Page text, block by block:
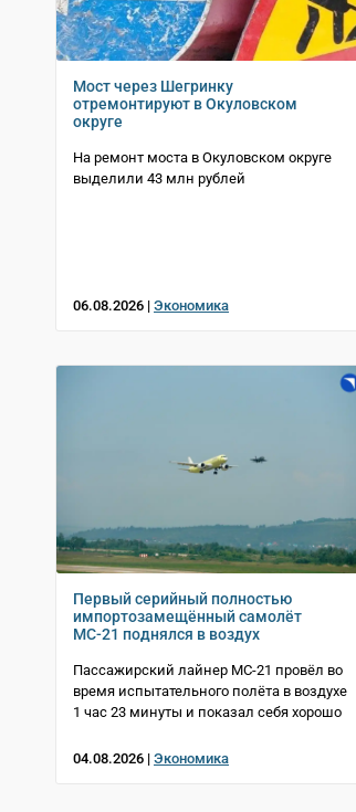
Мост через Шегринку
отремонтируют в Окуловском
округе
На ремонт моста в Окуловском округе
выделили 43 млн рублей
06.08.2026 | Экономика
Первый серийный полностью
импортозамещённый самолёт
МС-21 поднялся в воздух
Пассажирский лайнер МС-21 провёл во
время испытательного полёта в воздухе
1 час 23 минуты и показал себя хорошо
04.08.2026 | Экономика